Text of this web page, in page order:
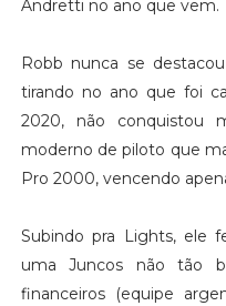
Andretti no ano que vem.
Robb nunca se
tirando no ano que foi
2020, não conquistou
moderno de piloto que
Pro 2000, vencendo
Subindo pra Lights, ele
uma Juncos não tão
financeiros (equipe